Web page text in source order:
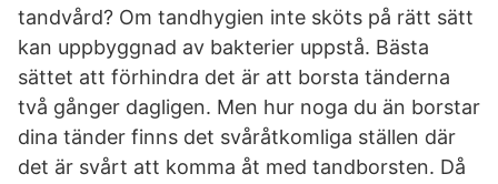
tandvård? Om tandhygien inte sköts på rätt sätt
kan uppbyggnad av bakterier uppstå. Bästa
sättet att förhindra det är att borsta tänderna
två gånger dagligen. Men hur noga du än borstar
dina tänder finns det svåråtkomliga ställen där
det är svårt att komma åt med tandborsten. Då